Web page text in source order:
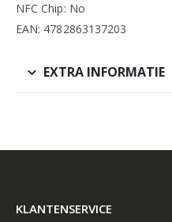
NFC Chip: No
EAN: 4782863137203
EXTRA INFORMATIE
KLANTENSERVICE